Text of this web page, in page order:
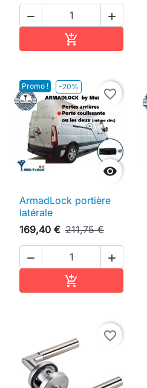
 

Promo ! -20%

favorite_border
ArmadLock portière
latérale
169,40 € 211,75 €
 

favorite_border